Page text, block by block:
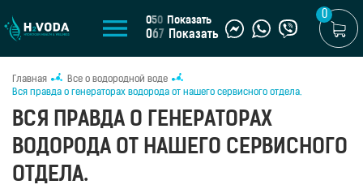
МАГАЗИН
Генераторы
водородной
воды
050 Показать
067 Показать
0
Главная
Все о водородной воде
Вся правда о генераторах водорода от нашего сервисного отдела.
ВСЯ ПРАВДА О ГЕНЕРАТОРАХ
ВОДОРОДА ОТ НАШЕГО СЕРВИСНОГО
ОТДЕЛА.